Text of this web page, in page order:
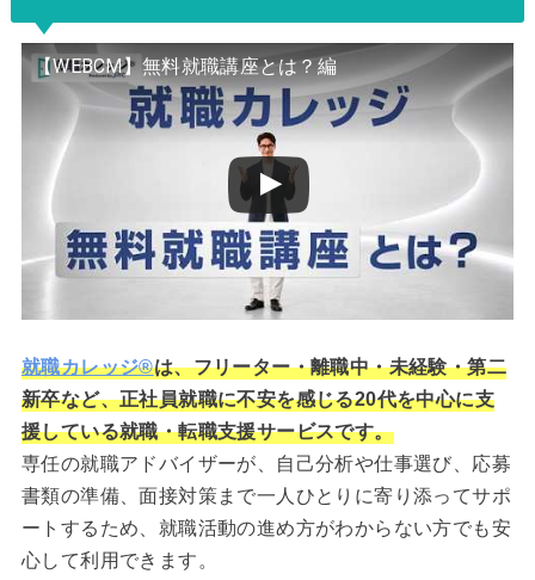
【WEBCM】無料就職講座とは？編
就職カレッジ®は、フリーター・離職中・未経験・第二
新卒など、正社員就職に不安を感じる20代を中心に支
援している就職・転職支援サービスです。
専任の就職アドバイザーが、自己分析や仕事選び、応募
書類の準備、面接対策まで一人ひとりに寄り添ってサポ
ートするため、就職活動の進め方がわからない方でも安
心して利用できます。